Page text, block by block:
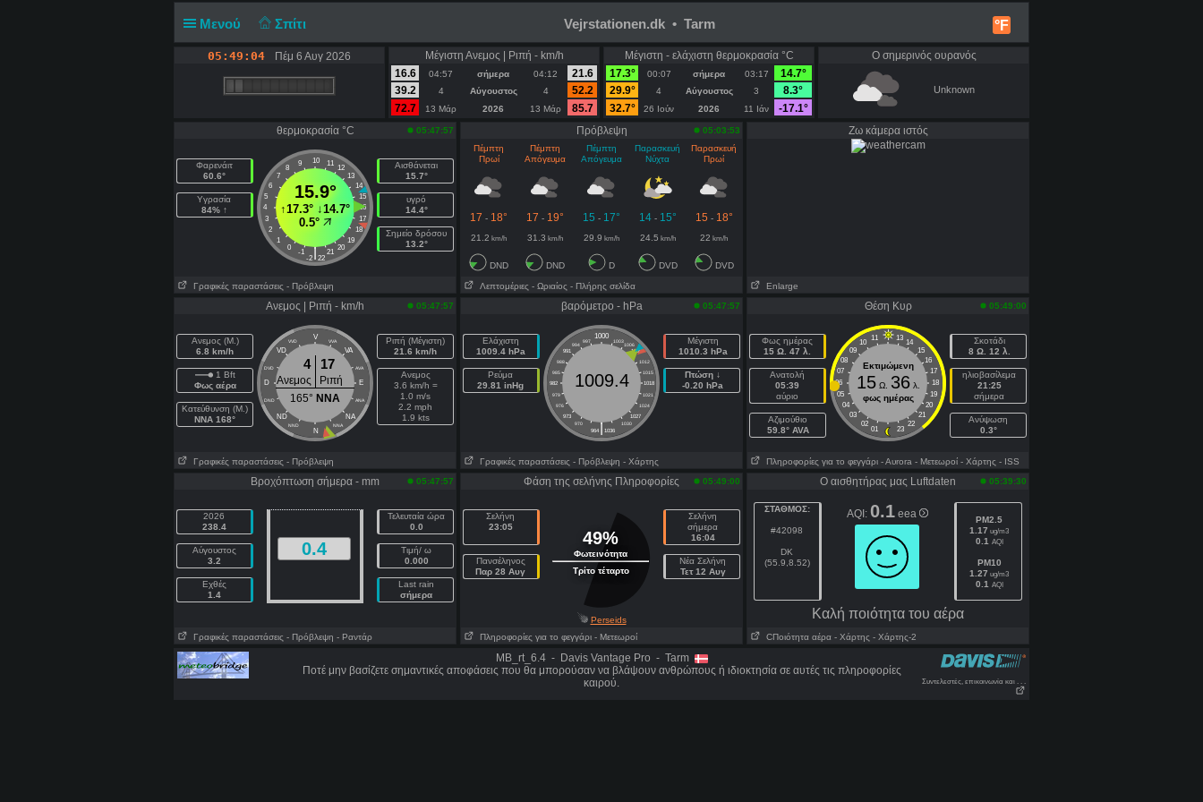
Μενού Σπίτι °F
Vejrstationen.dk • Tarm
05:49:05 Πέμ 6 Αυγ 2026
Μέγιστη Ανεμος | Ριπή - km/h
16.6
04:57 σήμερα 04:12
21.6
39.2
4 Αύγουστος 4
52.2
72.7
13 Μάρ 2026 13 Μάρ 85.7
Μέγιστη - ελάχιστη θερμοκρασία °C
17.3°
00:07 σήμερα 03:17
14.7°
29.9°
4 Αύγουστος 3
8.3°
32.7°
26 Ιούν 2026 11 Ιάν -17.1°
Ο σημερινός ουρανός
Unknown
θερμοκρασία °C 05:47:57
Φαρενάιτ
60.6°
Υγρασία
84% ↑
10
9 11
8
12
7
13
6
14
5
15
4
16
3
17
2
18
1
19
0
20
-1 21
|
-2 22
15.9°
↑17.3° ↓14.7°
0.5°
Αισθάνεται
15.7°
υγρό
14.4°
Σημείο δρόσου
13.2°
Γραφικές παραστάσεις - Πρόβλεψη
Πρόβλεψη
05:03:53
Πέμπτη
Πρωί
Πέμπτη
Απόγευμα
Πέμπτη
Απόγευμα
Παρασκευή
Νύχτα
Παρασκευή
Πρωί
17 - 18° 17 - 19° 15 - 17° 14- 15° 15 - 18°
21.2 km/h 31.3 km/h 29.9 km/h 24.5 km/h 22 km/h
DND DND D DVD DVD
Λεπτομέριες - Ωριαίος - Πλήρης σελίδα
Ζω κάμερα ιστός
Enlarge
Ανεμος | Ριπή - km/h 05:47:57
Ανεμος (Μ.)
6.8 km/h
1 Bft
Φως αέρα
Κατεύθυνση (Μ.)
NNA 168°
V
VVD VVA
VD VA
DVD AVA
D E
DND ANA
ND NA
NND NNA
N
4 17
Ανεμος
Ριπή
165° NNA
Ριπή (Μέγιστη)
21.6 km/h
Ανεμος
3.6 km/h =
1.0 m/s
2.2 mph
1.9 kts
Γραφικές παραστάσεις - Πρόβλεψη
βαρόμετρο - hPa 05:47:57
Ελάχιστη
1009.4 hPa
Ρεύμα
29.81 inHg
1000
997 1003
994
1006
991
1009
988
1012
985
1015
982
1018
979
1021
976
1024
973
1027
970
1030
|
964 1036
1009.4
Μέγιστη
1010.3 hPa
Πτώση ↓
-0.20 hPa
Γραφικές παραστάσεις - Πρόβλεψη - Χάρτης
Θέση Κυρ 05:49:00
Φως ημέρας
15 Ω. 47 λ.
Ανατολή
05:39
αύριο
Aζιμούθιο
59.8° AVA
11 13
10
14
09
15
08
16
07
17
06
18
05
19
04
20
03
21
02
22
01 23
Εκτιμώμενη
15Ω. 36λ.
φως ημέρας
Σκοτάδι
8 Ω. 12 λ.
ηλιοβασίλεμα
21:25
σήμερα
Ανύψωση
0.3°
Πληροφορίες για το φεγγάρι - Αυrora - Μετεωροί - Χάρτης - ISS
Βροχόπτωση σήμερα - mm 05:47:57
2026
238.4
Αύγουστος
3.2
Εχθές
1.4
0.4
Τελευταία ώρα
0.0
Τιμή/ ω
0.000
Last rain
σήμερα
Γραφικές παραστάσεις - Πρόβλεψη - Ραντάρ
Φάση της σελήνης Πληροφορίες 05:49:00
Σελήνη
23:05
Πανσέληνος
Παρ 28 Αυγ
49%
Φωτεινότητα
Τρίτο τέταρτο
Σελήνη
σήμερα
16:04
Νέα Σελήνη
Τετ 12 Αυγ
Perseids
Πληροφορίες για το φεγγάρι - Μετεωροί
Ο αισθητήρας μας Luftdaten 05:39:30
ΣΤΑΘΜΟΣ:
#42098
DK
(55.9,8.52)
AQI: 0.1 eea
PM2.5
1.17 ug/m3
0.1 AQI
PM10
1.27 ug/m3
0.1 AQI
Kαλή ποιότητα του αέρα
CΠοιότητα αέρα - Χάρτης - Χάρτης-2
MB_rt_6.4 - Davis Vantage Pro - Tarm
Ποτέ μην βασίζετε σημαντικές αποφάσεις που θα μπορούσαν να βλάψουν ανθρώπους ή ιδιοκτησία σε αυτές τις πληροφορίες
καιρού.
Συντελεστές, επικοινωνία και . . .